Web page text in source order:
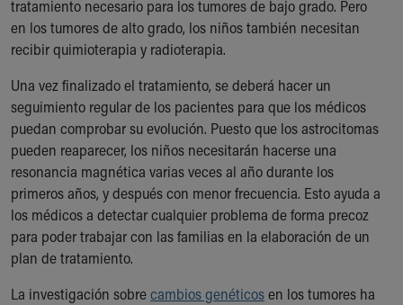
tratamiento necesario para los tumores de bajo grado. Pero
en los tumores de alto grado, los niños también necesitan
recibir quimioterapia y radioterapia.
Una vez finalizado el tratamiento, se deberá hacer un
seguimiento regular de los pacientes para que los médicos
puedan comprobar su evolución. Puesto que los astrocitomas
pueden reaparecer, los niños necesitarán hacerse una
resonancia magnética varias veces al año durante los
primeros años, y después con menor frecuencia. Esto ayuda a
los médicos a detectar cualquier problema de forma precoz
para poder trabajar con las familias en la elaboración de un
plan de tratamiento.
La investigación sobrecambios genéticosen los tumores ha